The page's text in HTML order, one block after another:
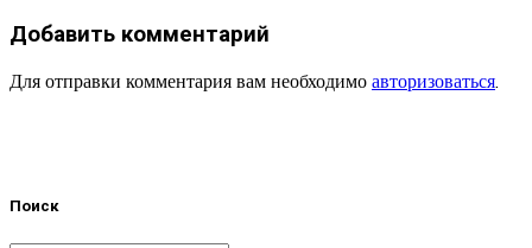
Добавить комментарий
Для отправки комментария вам необходимо авторизоваться.
Поиск